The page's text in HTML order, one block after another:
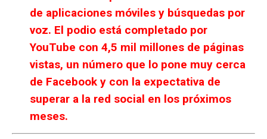
de aplicaciones móviles y búsquedas por
voz. El podio está completado por
YouTube con 4,5 mil millones de páginas
vistas, un número que lo pone muy cerca
de Facebook y con la expectativa de
superar a la red social en los próximos
meses.